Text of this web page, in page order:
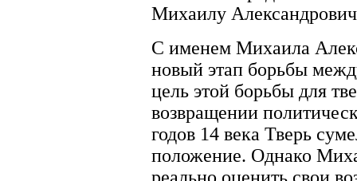
Михаилу
С именем Михаила
новый этап борьбы
цель этой борьбы для
возвращении
годов 14 века Тверь
положение. Однако